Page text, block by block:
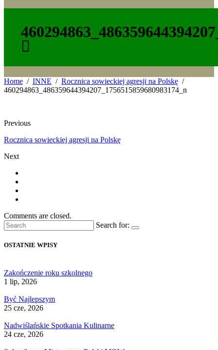
Home INNE
Rocznica sowieckiej agresji na Polskę
460294863_486359644394207_1756515859680983174_n
Previous
Rocznica sowieckiej agresji na Polskę
Next
Comments are closed.
Search for:
OSTATNIE WPISY
Zakończenie roku szkolnego
1 lip, 2026
Być Najlepszym
25 cze, 2026
Nadwiślańskie Spotkania Kulinarne
24 cze, 2026